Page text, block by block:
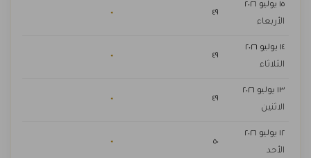
١٥ يوليو ٢٠٢٦
الأربعاء
٤٩ ٠
١٤ يوليو ٢٠٢٦
الثلاثاء
٤٩ ٠
١٣ يوليو ٢٠٢٦
الاثنين
٤٩ ٠
١٢ يوليو ٢٠٢٦
الأحد
٥٠ ٠